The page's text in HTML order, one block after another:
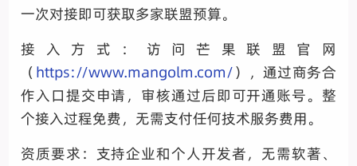
一次对接即可获取多家联盟预算。
接入方式：访问芒果联盟官网
（ https://www.mangolm.com/），通过商务合
作入口提交申请，审核通过后即可开通账号。整
个接入过程免费，无需支付任何技术服务费用。
资质要求：支持企业和个人开发者，无需软著、